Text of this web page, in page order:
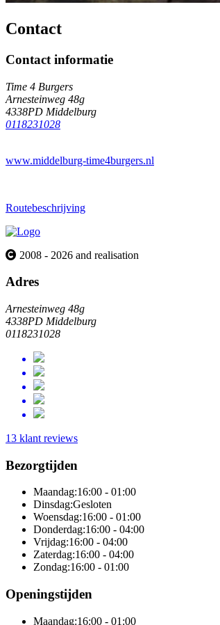
Contact
Contact informatie
Time 4 Burgers
Arnesteinweg 48g
4338PD Middelburg
0118231028
www.middelburg-time4burgers.nl
Routebeschrijving
2008 - 2026 and realisation
Adres
Arnesteinweg 48g
4338PD Middelburg
0118231028
13 klant reviews
Bezorgtijden
Maandag:16:00 - 01:00
Dinsdag:Gesloten
Woensdag:16:00 - 01:00
Donderdag:16:00 - 04:00
Vrijdag:16:00 - 04:00
Zaterdag:16:00 - 04:00
Zondag:16:00 - 01:00
Openingstijden
Maandag:16:00 - 01:00